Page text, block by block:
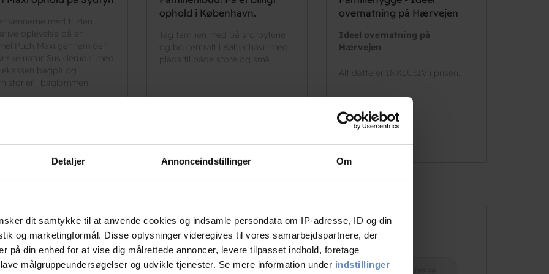
Detaljer Annonceindstillinger Om
dit samtykke til at anvende cookies og indsamle persondata om IP-adresse, ID og din
og marketingformål. Disse oplysninger videregives til vores samarbejdspartnere, der
på din enhed for at vise dig målrettede annoncer, levere tilpasset indhold, foretage
målgruppeundersøgelser og udvikle tjenester. Se mere information under indstillinger
vennerne med til den
oplevelse på en
Puch Maxi gennem den
natur. Sus deruda’ med
bagpå og
i baglommen.
ophold i København.
Tag familien med på storbyferie
og bo centralt i København med
plads til både store og små.
overnatning på Hærvejen
Ideel overnatning på
Hærvejen
Alt dette er INKLUSIV i prisen:
Læs mere
Nyhedsbrev
Få konkurrencer, eksklusive tilbud, rejseinfo m.m.